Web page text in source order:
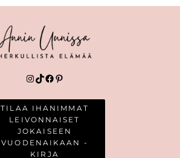
Instagram
TikTok
Facebook
Pinterest
TILAA IHANIMMAT
LEIVONNAISET
JOKAISEEN
VUODENAIKAAN -
KIRJA